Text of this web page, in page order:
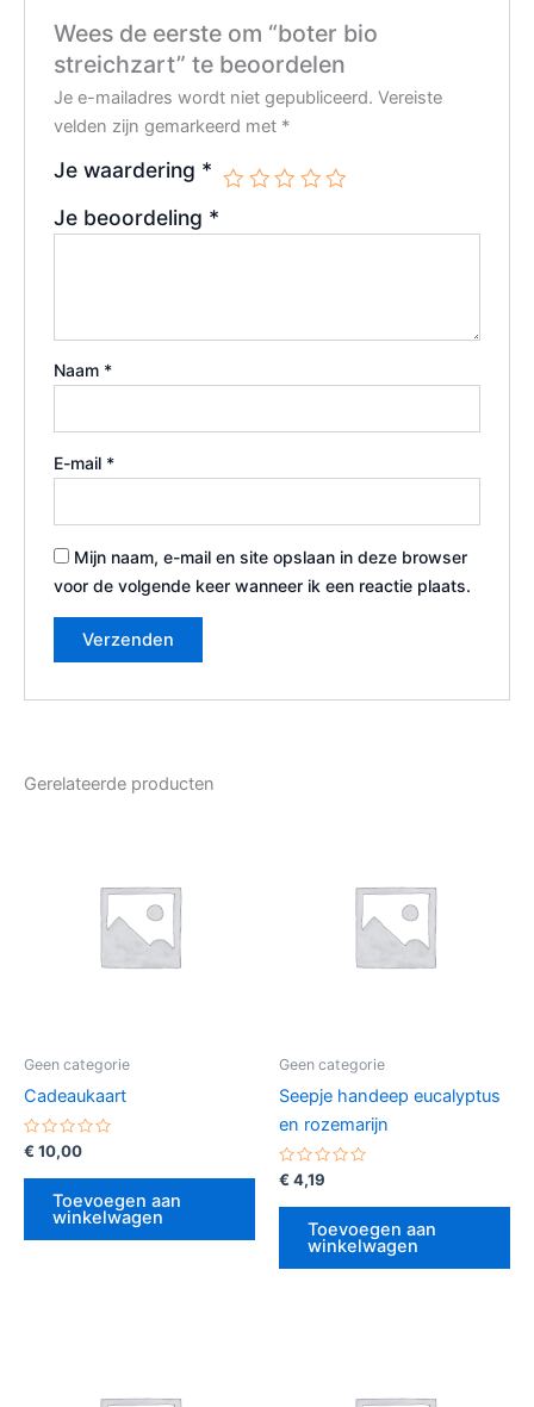
Wees de eerste om “boter bio
streichzart” te beoordelen
Je e-mailadres wordt niet gepubliceerd. Vereiste
velden zijn gemarkeerd met *
Je waardering *
Je beoordeling *
Naam *
E-mail *
Mijn naam, e-mail en site opslaan in deze browser
voor de volgende keer wanneer ik een reactie plaats.
Gerelateerde producten
Geen categorie
Cadeaukaart
Gewaardeerd
uit
€ 10,00
Toevoegen aan
winkelwagen
Geen categorie
Seepje handeep eucalyptus
en rozemarijn
Gewaardeerd
uit
€ 4,19
Toevoegen aan
winkelwagen